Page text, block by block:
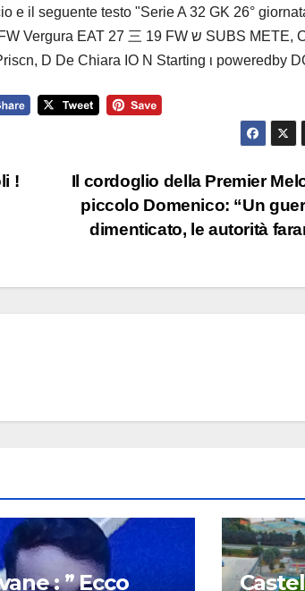
Il cordoglio della Premier
piccolo Domenico: “Un
dimenticato, le autorità
!
: ” Ecco